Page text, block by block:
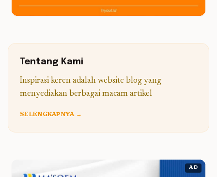
Tentang Kami
Inspirasi keren adalah website blog yang
menyediakan berbagai macam artikel
SELENGKAPNYA →
AD